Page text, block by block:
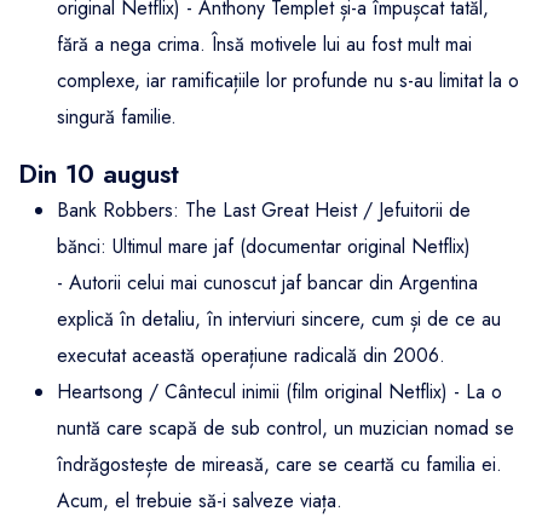
original Netflix) - Anthony Templet și-a împușcat tatăl,
fără a nega crima. Însă motivele lui au fost mult mai
complexe, iar ramificațiile lor profunde nu s-au limitat la o
singură familie.
Din 10 august
Bank Robbers: The Last Great Heist / Jefuitorii de
bănci: Ultimul mare jaf (documentar original Netflix)
- Autorii celui mai cunoscut jaf bancar din Argentina
explică în detaliu, în interviuri sincere, cum și de ce au
executat această operațiune radicală din 2006.
Heartsong / Cântecul inimii (film original Netflix) - La o
nuntă care scapă de sub control, un muzician nomad se
îndrăgostește de mireasă, care se ceartă cu familia ei.
Acum, el trebuie să-i salveze viața.